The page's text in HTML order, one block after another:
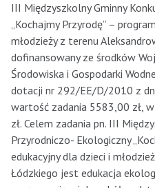
III Międzyszkolny Gminny
„Kochajmy Przyrodę” –
młodzieży z terenu
dofinansowany ze środków
Środowiska i Gospodarki
dotacji nr 292/EE/D/2010 z
wartość zadania 5583,00 zł,
zł. Celem zadania pn. III
Przyrodniczo- Ekologiczny
edukacyjny dla dzieci i
Łódzkiego jest edukacja